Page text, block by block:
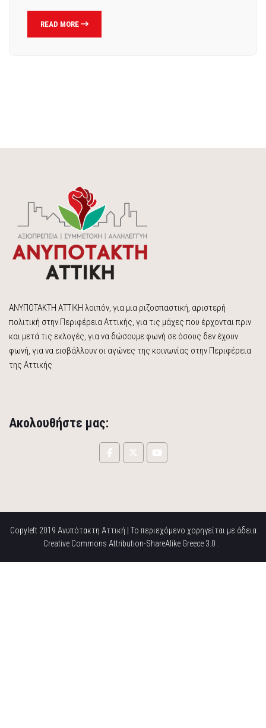
READ MORE
ΑΝΥΠΟΤΑΚΤΗ ΑΤΤΙΚΗ λοιπόν, για μια ριζοσπαστική, αριστερή
πολιτική στην Περιφέρεια Αττικής, για τις μάχες που έρχονται πριν
και μετά τις εκλογές, για να δώσουμε φωνή σε όσους δεν έχουν
φωνή, για να εισβάλλουν οι αγώνες της κοινωνίας στην Περιφέρεια
της Αττικής
Ακολουθήστε μας:
Copyleft 2019 Ανυπότακτη Αττική | Το περιεχόμενο χορηγείται με άδεια
Creative Commons Attribution-ShareAlike Greece 3.0 .